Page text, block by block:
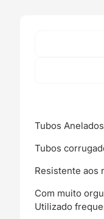
cabos
-
Tubos
Tubos
Resistente aos
Com muito
Utilizado